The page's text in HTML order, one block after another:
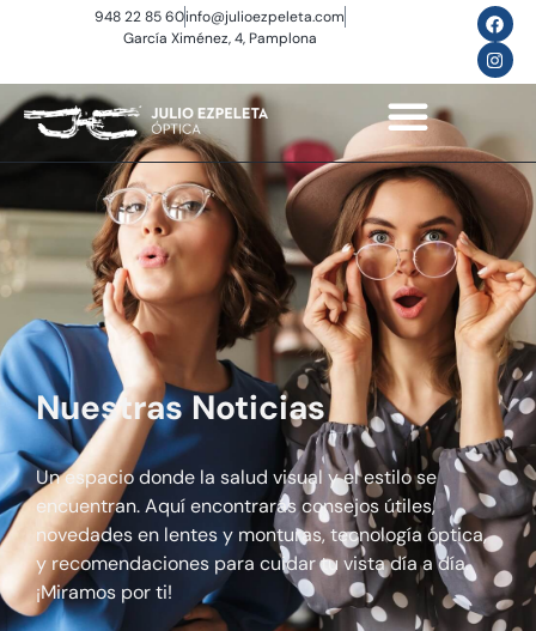
948 22 85 60info@julioezpeleta.com
García Ximénez, 4, Pamplona
Nuestras Noticias
Un espacio donde la salud visual y el estilo se
encuentran. Aquí encontrarás consejos útiles,
novedades en lentes y monturas, tecnología óptica,
y recomendaciones para cuidar tu vista día a día.
¡Miramos por ti!